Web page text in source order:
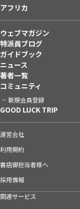
アフリカ
ウェブマガジン
特派員ブログ
ガイドブック
ニュース
著者一覧
コミュニティ
新規会員登録
GOOD LUCK TRIP
運営会社
利用規約
書店御担当者様へ
採用情報
関連サービス